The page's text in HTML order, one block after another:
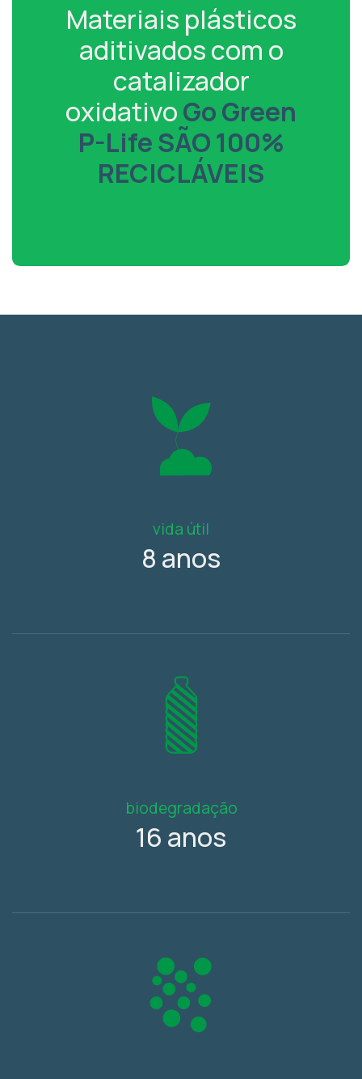
Materiais plásticos
aditivados com o
catalizador
oxidativoGo Green
P-Life SÃO 100%
RECICLÁVEIS
vida útil
8 anos
biodegradação
16 anos